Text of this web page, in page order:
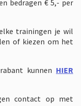
bedragen € 5,- per
trainingen je wil
of kiezen om het
kunnen HIER
contact op met